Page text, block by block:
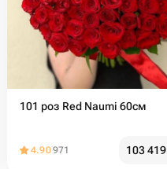
101 роз Red Naumi 60см
4.90971 103 419